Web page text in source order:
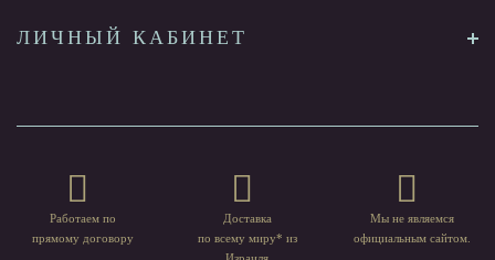
ЛИЧНЫЙ КАБИНЕТ
Работаем по
прямому договору
Доставка
по всему миру* из
Мы не являемся
официальным сайтом.